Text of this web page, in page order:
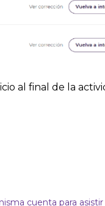
al final de la
cuenta para